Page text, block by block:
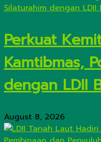
Perkuat
Kamtibmas,
dengan LDII
August 8, 2026